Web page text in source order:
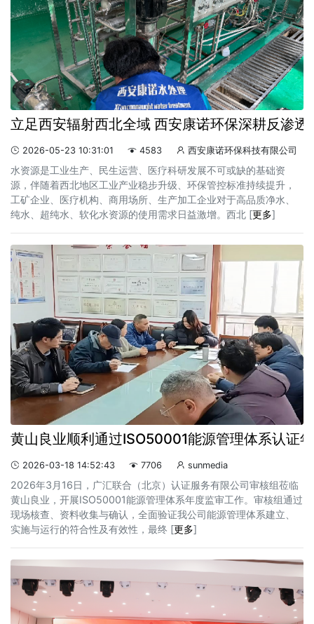
立足西安辐射西北全域 西安康诺环保深耕反渗透
 2026-05-23 10:31:01  4583  西安康诺环保科技有限公司
水资源是工业生产、民生运营、医疗科研发展不可或缺的基础资
源，伴随着西北地区工业产业稳步升级、环保管控标准持续提升，
工矿企业、医疗机构、商用场所、生产加工企业对于高品质净水、
纯水、超纯水、软化水资源的使用需求日益激增。西北 [更多]
黄山良业顺利通过ISO50001能源管理体系认证年
 2026-03-18 14:52:43  7706  sunmedia
2026年3月16日，广汇联合（北京）认证服务有限公司审核组莅临
黄山良业，开展ISO50001能源管理体系年度监审工作。审核组通过
现场核查、资料收集与确认，全面验证我公司能源管理体系建立、
实施与运行的符合性及有效性，最终 [更多]